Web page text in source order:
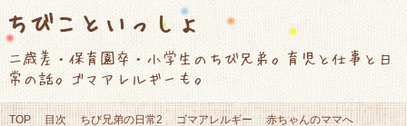
ちびこといっしょ
二歳差・保育園卒・小学生のちび兄弟。育児と仕事と日
常の話。ゴマアレルギーも。
TOP 目次 ちび兄弟の日常2 ゴマアレルギー 赤ちゃんのママへ